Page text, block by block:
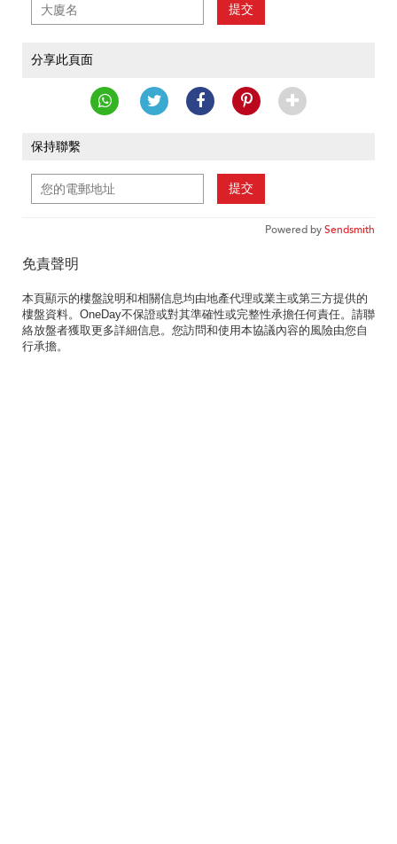
提交
分享此頁面
保持聯繫
提交
Powered bySendsmith
免責聲明
本頁顯示的樓盤說明和相關信息均由地產代理或業主或第三方提供的
樓盤資料。OneDay不保證或對其準確性或完整性承擔任何責任。請聯
絡放盤者獲取更多詳細信息。您訪問和使用本協議內容的風險由您自
行承擔。